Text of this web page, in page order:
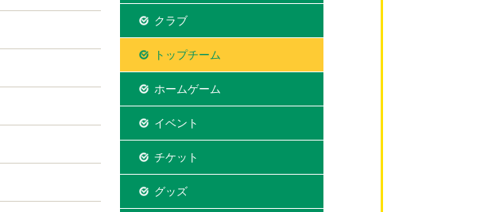
クラブ
トップチーム
ホームゲーム
イベント
チケット
グッズ